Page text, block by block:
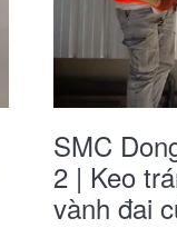
SMC
2 | Keo
vành đai